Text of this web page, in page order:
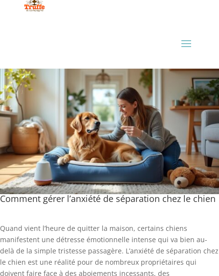
Comment gérer l’anxiété de séparation chez le chien
Quand vient l’heure de quitter la maison, certains chiens
manifestent une détresse émotionnelle intense qui va bien au-
delà de la simple tristesse passagère. L’anxiété de séparation chez
le chien est une réalité pour de nombreux propriétaires qui
doivent faire face à des aboiements incessants, des